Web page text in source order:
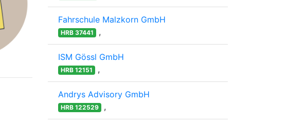
Fahrschule Malzkorn GmbH
HRB 37441 ,
ISM Gössl GmbH
HRB 12151 ,
Andrys Advisory GmbH
HRB 122529 ,